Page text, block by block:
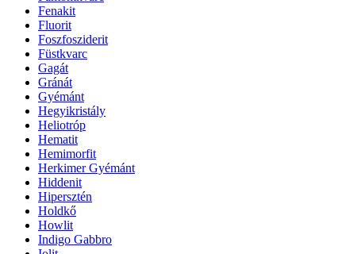
Fenakit
Fluorit
Foszfosziderit
Füstkvarc
Gagát
Gránát
Gyémánt
Hegyikristály
Heliotróp
Hematit
Hemimorfit
Herkimer Gyémánt
Hiddenit
Hipersztén
Holdkő
Howlit
Indigo Gabbro